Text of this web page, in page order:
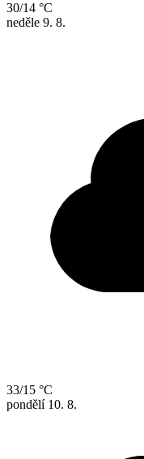
30/14 °C
neděle 9. 8.
33/15 °C
pondělí 10. 8.